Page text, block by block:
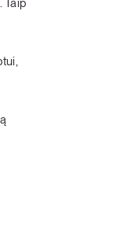
Taip